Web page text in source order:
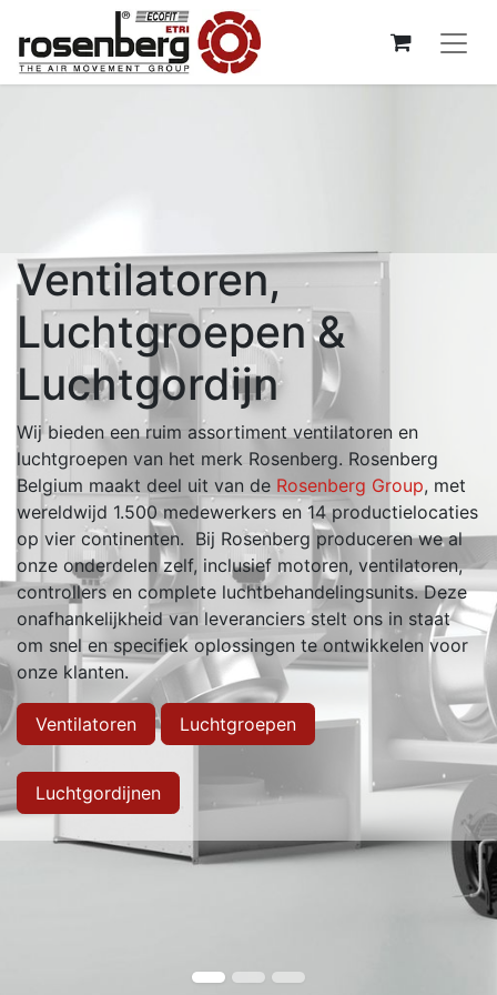
Ventilatoren,
Luchtgroepen &
Luchtgordijn
Wij bieden een ruim assortiment ventilatoren en
luchtgroepen van het merk Rosenberg. Rosenberg
Belgium maakt deel uit van de Rosenberg Group, met
wereldwijd 1.500 medewerkers en 14 productielocaties
op vier continenten. Bij Rosenberg produceren we al
onze onderdelen zelf, inclusief motoren, ventilatoren,
controllers en complete luchtbehandelingsunits. Deze
onafhankelijkheid van leveranciers stelt ons in staat
om snel en specifiek oplossingen te ontwikkelen voor
onze klanten.
Ventilatoren Luchtgroepen
Luchtgordijnen